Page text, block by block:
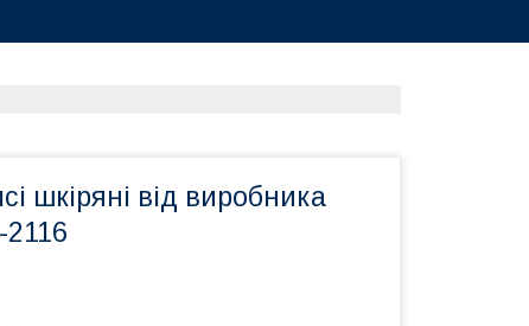
шкіряні від виробника